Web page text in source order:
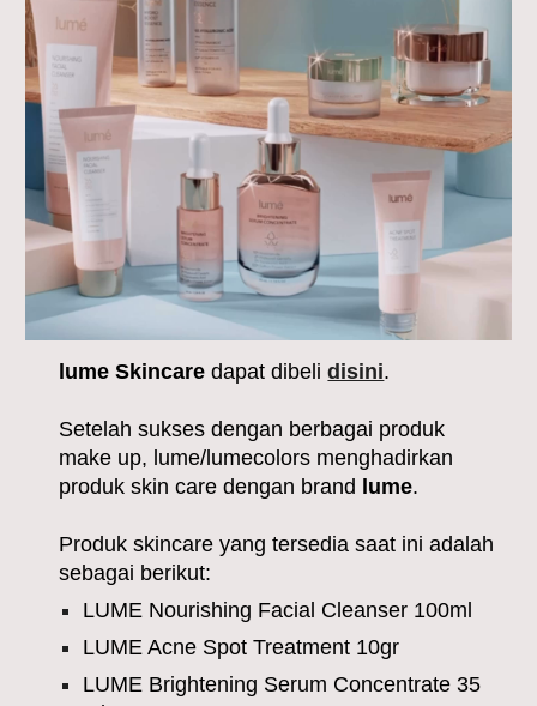
lume Skincare dapat dibelidisini.
Setelah sukses dengan berbagai produk
make up, lume/lumecolors menghadirkan
produk skin care dengan brand lume.
Produk skincare yang tersedia saat ini adalah
sebagai berikut:
LUME Nourishing Facial Cleanser 100ml
LUME Acne Spot Treatment 10gr
LUME Brightening Serum Concentrate 35